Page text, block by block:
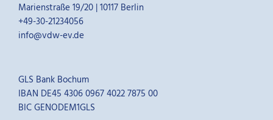
Marienstraße 19/20 | 10117 Berlin
+49-30-21234056
info@vdw-ev.de
GLS Bank Bochum
IBAN DE45 4306 0967 4022 7875 00
BIC GENODEM1GLS